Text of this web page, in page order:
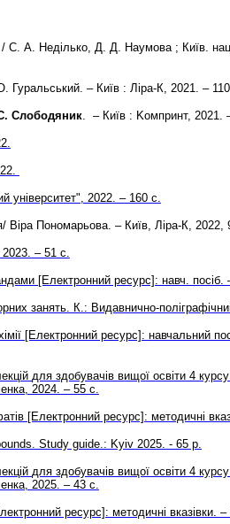
/ С. А. Неділько, Д. Д. Наумова ; Київ.
Гуральський. – Київ : Ліра-К, 2021. –
Слободяник. – Київ : Kомпринт, 2021.
університет", 2022. – 160 с.
Віра Пономарьова. – Київ, Ліра-К, 2022,
– 51 c.
[Електронний ресурс]: навч. посіб.
занять. К.: Видавнично-
[Електронний ресурс]: навчальний
для здобувачів вищої освіти 4
2024. – 55 с.
[Електронний ресурс]: методичні
Study guide.: Kyiv 2025. - 65 p.
для здобувачів вищої освіти 4
2025. – 43 с.
ресурс]: методичні вказівки. –